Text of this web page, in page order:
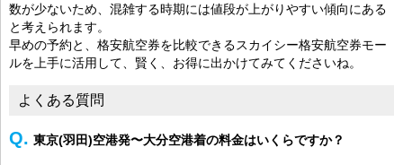
数が少ないため、混雑する時期には値段が上がりやすい傾向にある
と考えられます。
早めの予約と、格安航空券を比較できるスカイシー格安航空券モー
ルを上手に活用して、賢く、お得に出かけてみてくださいね。
よくある質問
東京(羽田)空港発〜大分空港着の料金はいくらですか？